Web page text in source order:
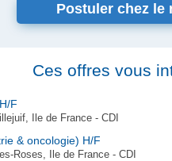
Postuler chez le
Ces offres vous
F
Ile de France - CDI
& oncologie) H/F
Roses, Ile de France - CDI